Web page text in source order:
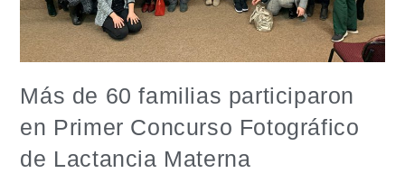
Más de 60 familias participaron
en Primer Concurso Fotográfico
de Lactancia Materna